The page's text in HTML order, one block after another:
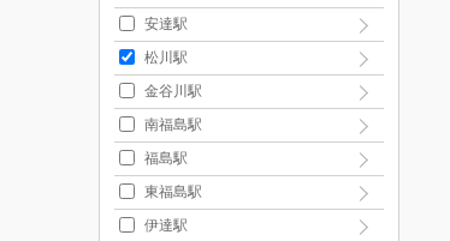
安達駅
松川駅
金谷川駅
南福島駅
福島駅
東福島駅
伊達駅